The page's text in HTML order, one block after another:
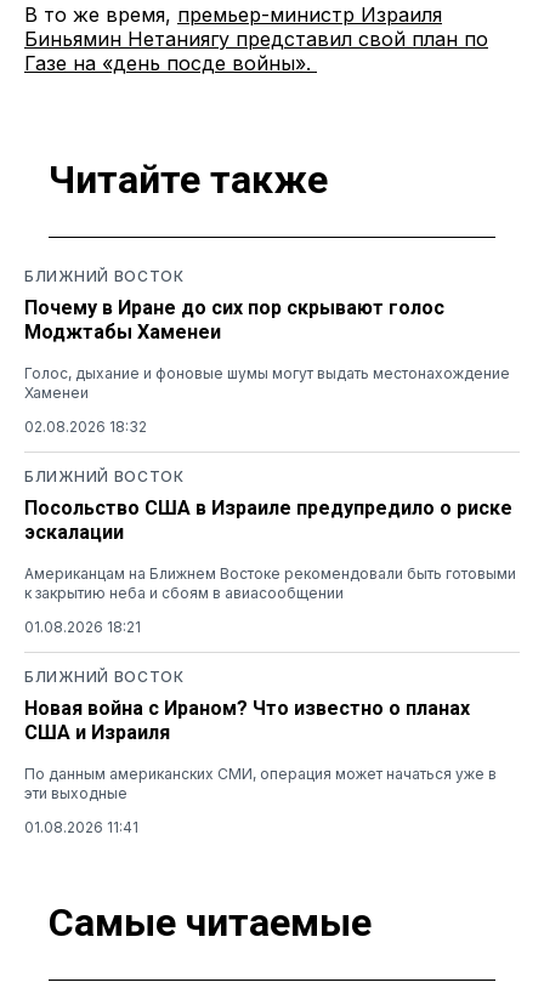
В то же время, премьер-министр Израиля
Биньямин Нетаниягу представил свой план по
Газе на «день посде войны».
Читайте также
БЛИЖНИЙ ВОСТОК
Почему в Иране до сих пор скрывают голос
Моджтабы Хаменеи
Голос, дыхание и фоновые шумы могут выдать местонахождение
Хаменеи
02.08.2026 18:32
БЛИЖНИЙ ВОСТОК
Посольство США в Израиле предупредило о риске
эскалации
Американцам на Ближнем Востоке рекомендовали быть готовыми
к закрытию неба и сбоям в авиасообщении
01.08.2026 18:21
БЛИЖНИЙ ВОСТОК
Новая война с Ираном? Что известно о планах
США и Израиля
По данным американских СМИ, операция может начаться уже в
эти выходные
01.08.2026 11:41
Самые читаемые